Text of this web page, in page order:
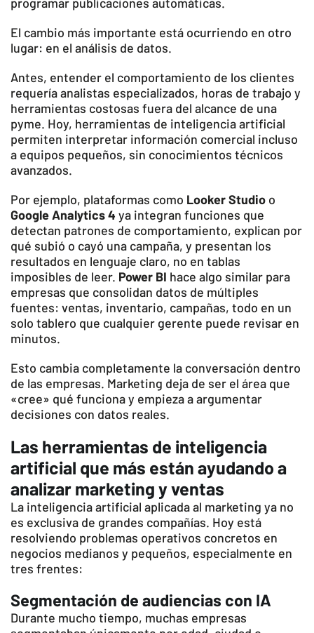
El cambio más importante está ocurriendo en otro
lugar: en el análisis de datos.
Antes, entender el comportamiento de los clientes
requería analistas especializados, horas de trabajo y
herramientas costosas fuera del alcance de una
pyme. Hoy, herramientas de inteligencia artificial
permiten interpretar información comercial incluso
a equipos pequeños, sin conocimientos técnicos
avanzados.
Por ejemplo, plataformas como Looker Studio o
Google Analytics 4 ya integran funciones que
detectan patrones de comportamiento, explican por
qué subió o cayó una campaña, y presentan los
resultados en lenguaje claro, no en tablas
imposibles de leer. Power BI hace algo similar para
empresas que consolidan datos de múltiples
fuentes: ventas, inventario, campañas, todo en un
solo tablero que cualquier gerente puede revisar en
minutos.
Esto cambia completamente la conversación dentro
de las empresas. Marketing deja de ser el área que
«cree» qué funciona y empieza a argumentar
decisiones con datos reales.
Las herramientas de inteligencia
artificial que más están ayudando a
analizar marketing y ventas
La inteligencia artificial aplicada al marketing ya no
es exclusiva de grandes compañías. Hoy está
resolviendo problemas operativos concretos en
negocios medianos y pequeños, especialmente en
tres frentes:
Segmentación de audiencias con IA
Durante mucho tiempo, muchas empresas